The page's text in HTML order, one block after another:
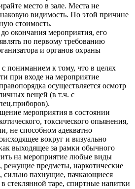
место в зале. Места не
видимость. По этой причине
стоимость.
окончания мероприятия, его
по первому требованию
и органов охраны
пониманием к тому, что в целях
при входе на мероприятие
осуществляется осмотр
вещей (в т.ч. с
мероприятия в состоянии
токсического опьянения,
не способном адекватно
вокруг и визуально
выходящее за рамки обычного
на мероприятие любые виды
предметы, наркотические
сильно пахнущие, пачкающиеся
стеклянной таре, спиртные напитки